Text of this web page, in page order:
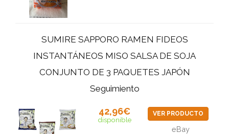
SUMIRE SAPPORO RAMEN FIDEOS
INSTANTÁNEOS MISO SALSA DE SOJA
CONJUNTO DE 3 PAQUETES JAPÓN
Seguimiento
42,96€
disponible
VER PRODUCTO
eBay